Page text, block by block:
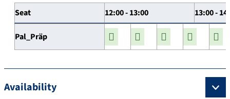
Seat 12:00 - 13:00 13:00 -
Pal_Präp
Availability